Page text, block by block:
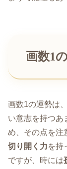
画数1
画数1の運勢は
い意志を持つあ
め、その点を注
切り開く力を持
ですが、時には